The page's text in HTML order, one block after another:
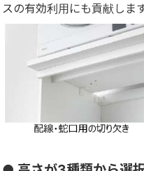
スの有効利用にも貢献します